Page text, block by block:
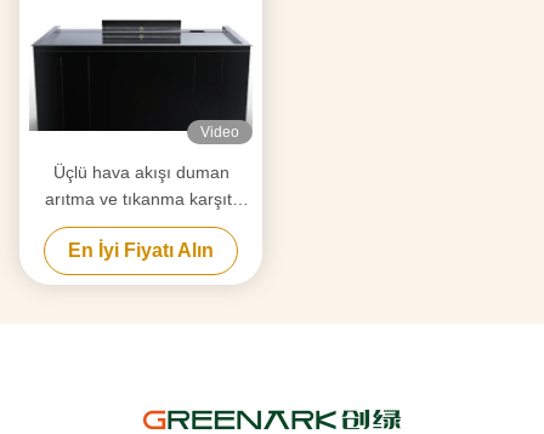
Video
Üçlü hava akışı duman
arıtma ve tıkanma karşıtı
teknoloji ile Endüstriyel
Teppanyaki Grill
En İyi Fiyatı Alın